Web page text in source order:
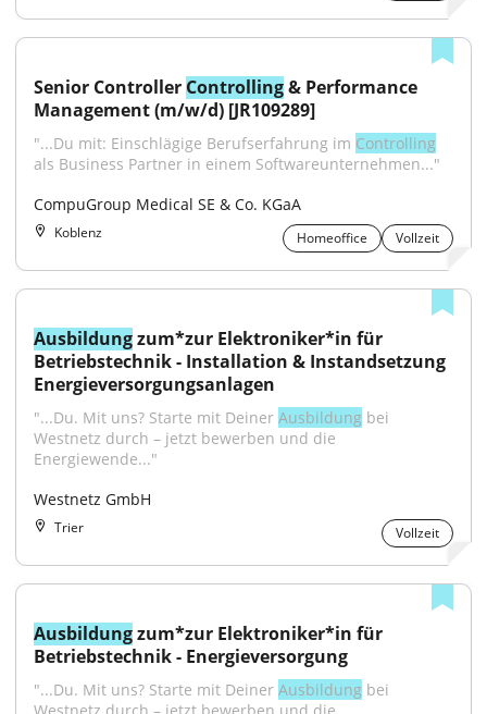
Senior Controller Controlling & Performance
Management (m/w/d) [JR109289]
"...Du mit: Einschlägige Berufserfahrung im Controlling
als Business Partner in einem Softwareunternehmen..."
CompuGroup Medical SE & Co. KGaA
Koblenz Homeoffice Vollzeit
Ausbildung zum*zur Elektroniker*in für
Betriebstechnik - Installation & Instandsetzung
Energieversorgungsanlagen
"...Du. Mit uns? Starte mit Deiner Ausbildung bei
Westnetz durch – jetzt bewerben und die
Energiewende..."
Westnetz GmbH
Trier Vollzeit
Ausbildung zum*zur Elektroniker*in für
Betriebstechnik - Energieversorgung
"...Du. Mit uns? Starte mit Deiner Ausbildung bei